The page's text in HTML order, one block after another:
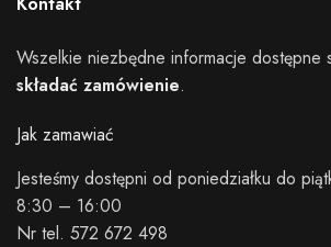
Wszelkie niezbędne informacje dostępne
składać zamówienie.
Jak zamawiać
Jesteśmy dostępni od poniedziałku do
8:30 – 16:00
Nr tel. 572 672 498